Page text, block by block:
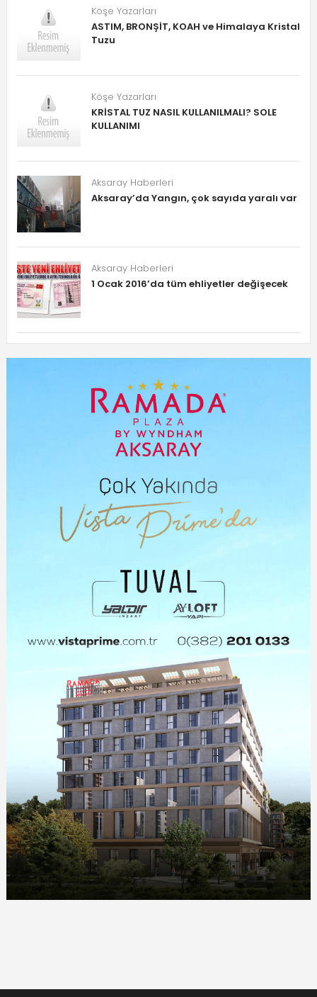
Köşe Yazarları
ASTIM, BRONŞİT, KOAH ve Himalaya Kristal
Tuzu
Köşe Yazarları
KRİSTAL TUZ NASIL KULLANILMALI? SOLE
KULLANIMI
Aksaray Haberleri
Aksaray’da Yangın, çok sayıda yaralı var
Aksaray Haberleri
1 Ocak 2016’da tüm ehliyetler değişecek